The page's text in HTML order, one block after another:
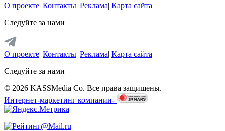
О проекте| Контакты| Реклама| Карта сайта
Следуйте за нами
О проекте| Контакты| Реклама| Карта сайта
Следуйте за нами
© 2026 KASSMedia Co. Все права защищены.
Интернет-маркетинг компании-